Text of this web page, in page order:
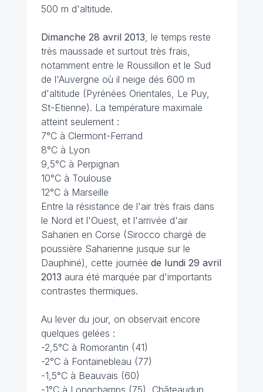
500 m d'altitude.
Dimanche 28 avril 2013, le temps reste
très maussade et surtout très frais,
notamment entre le Roussillon et le Sud
de l'Auvergne où il neige dés 600 m
d'altitude (Pyrénées Orientales, Le Puy,
St-Etienne). La température maximale
atteint seulement :
7°C à Clermont-Ferrand
8°C à Lyon
9,5°C à Perpignan
10°C à Toulouse
12°C à Marseille
Entre la résistance de l'air très frais dans
le Nord et l'Ouest, et l'arrivée d'air
Saharien en Corse (Sirocco chargé de
poussière Saharienne jusque sur le
Dauphiné), cette journée de lundi 29 avril
2013 aura été marquée par d'importants
contrastes thermiques.
Au lever du jour, on observait encore
quelques gelées :
-2,5°C à Romorantin (41)
-2°C à Fontainebleau (77)
-1,5°C à Beauvais (60)
-1°C à Longchamps (75), Châteaudun